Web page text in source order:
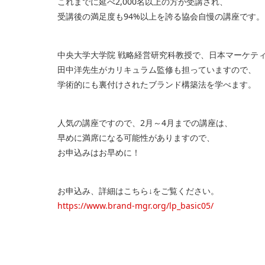
受講後の満足度も94%以上を誇る協会自慢の講座です。
中央大学大学院 戦略経営研究科教授で、日本マーケテ
田中洋先生がカリキュラム監修も担っていますので、
学術的にも裏付けされたブランド構築法を学べます。
人気の講座ですので、2月～4月までの講座は、
早めに満席になる可能性がありますので、
お申込みはお早めに！
お申込み、詳細はこちら↓をご覧ください。
https://www.brand-mgr.org/lp_basic05/